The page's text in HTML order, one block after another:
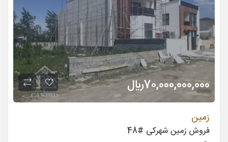
70,000,000,000ريال
زمین
فروش زمین شهرکی #48